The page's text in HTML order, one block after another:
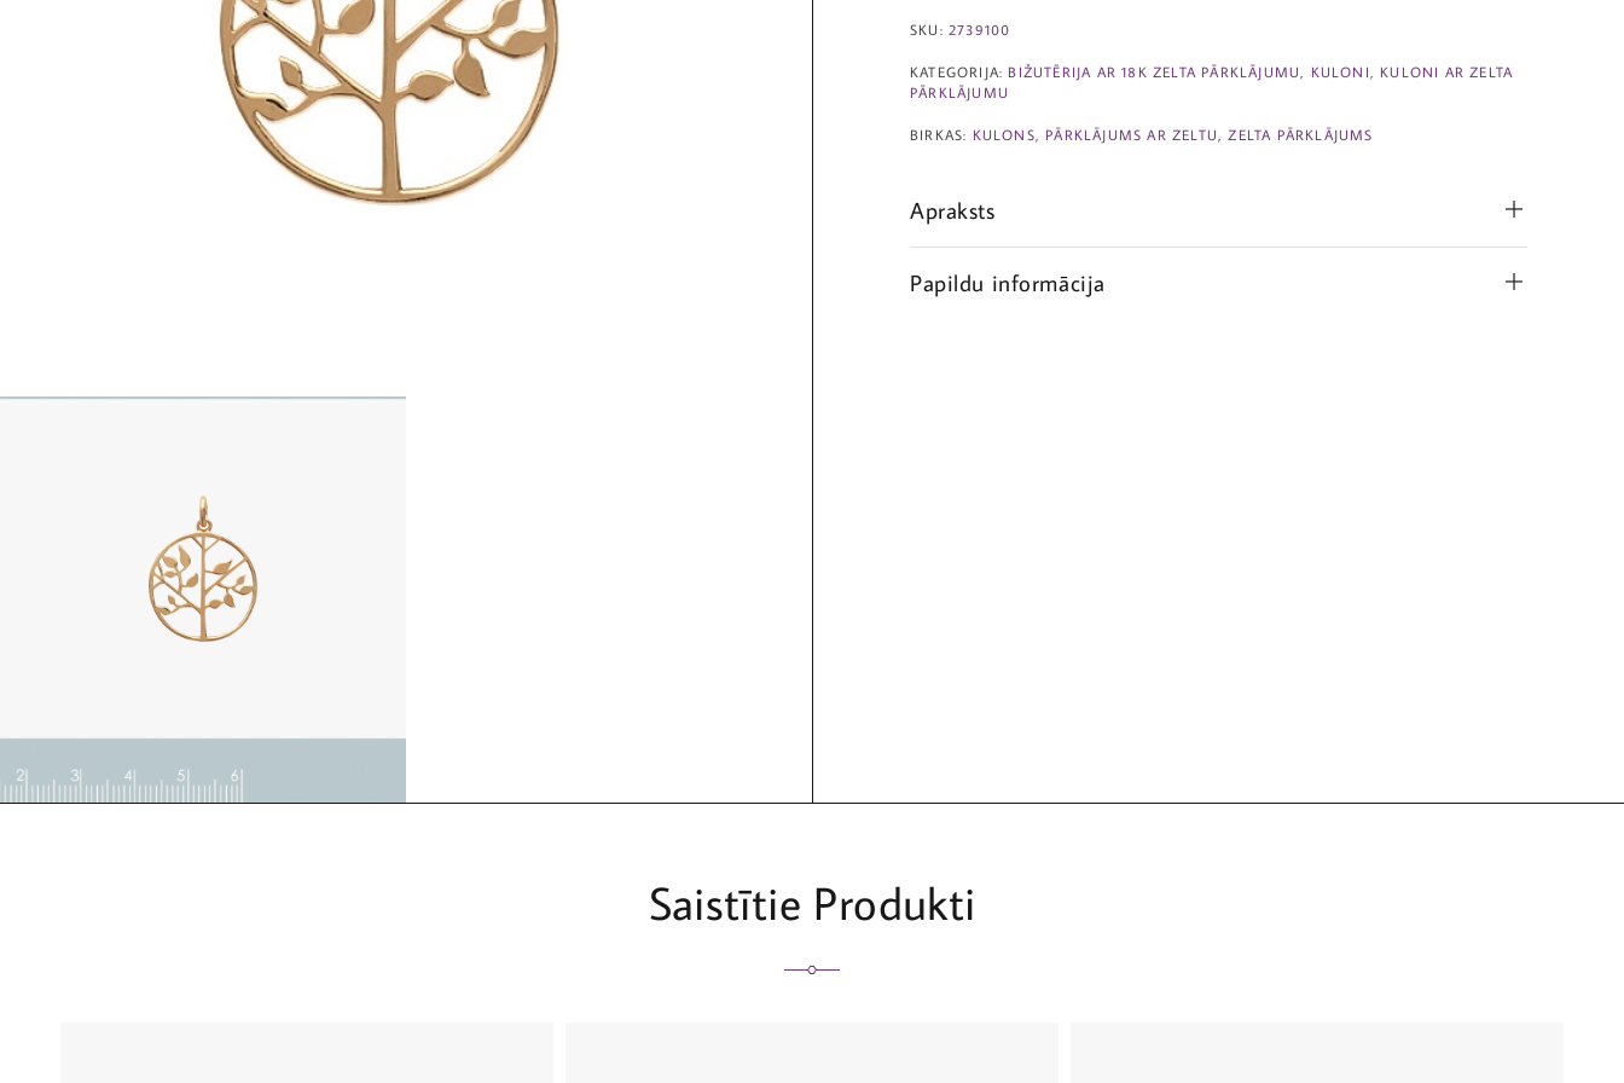
SKU: 2739100
KATEGORIJA: BIŽUTĒRIJA AR 18K ZELTA PĀRKLĀJUMU KULONI
KULONI AR ZELTA
PĀRKLĀJUMU
BIRKAS: KULONS PĀRKLĀJUMS AR ZELTU ZELTA PĀRKLĀJUMS
Apraksts
Papildu informācija
Saistītie Produkti